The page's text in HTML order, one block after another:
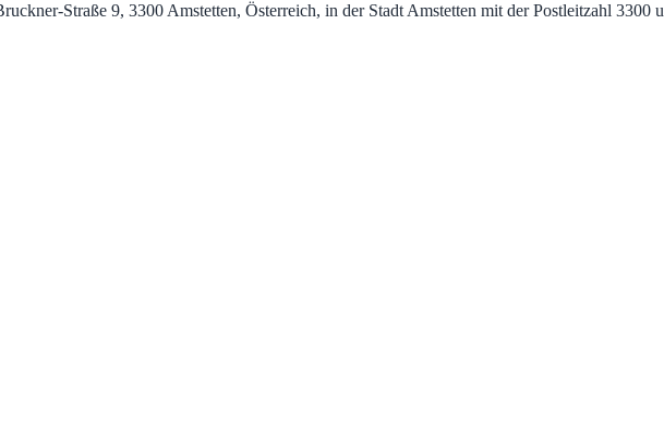
Straße 9, 3300 Amstetten, Österreich, in der Stadt Amstetten mit der Postleitzahl 3300